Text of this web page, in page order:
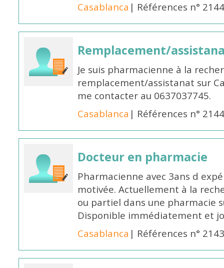
Casablanca | Références n°
Remplacement/
Je suis pharmacienne à la
remplacement/assistanat sur
me contacter au 0637037745.
Casablanca | Références n°
Docteur en pharmacie
Pharmacienne avec 3ans d
motivée. Actuellement à la
ou partiel dans une pharmacie
Disponible immédiatement et
Casablanca | Références n°